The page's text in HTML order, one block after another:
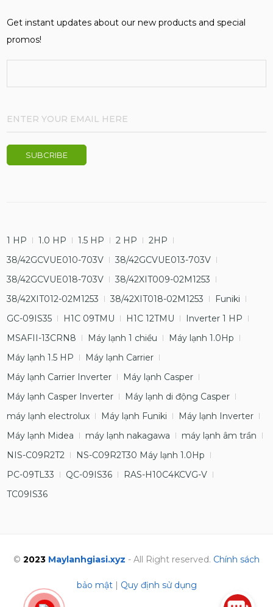
Get instant updates about our new products and special
promos!
1 HP 1.0 HP 1.5 HP 2 HP
2HP
38/42GCVUE010-703V
38/42GCVUE013-703V
38/42GCVUE018-703V
38/42XIT009-02M1253
38/42XIT012-02M1253
38/42XIT018-02M1253
Funiki
GC-09IS35
H1C 09TMU H1C 12TMU
Inverter 1 HP
MSAFII-13CRN8
Máy lạnh 1 chiều
Máy lạnh 1.0Hp
Máy lạnh 1.5 HP
Máy lạnh Carrier
Máy lạnh Carrier Inverter
Máy lạnh Casper
Máy lạnh Casper Inverter
Máy lạnh di động Casper
máy lạnh electrolux
Máy lạnh Funiki
Máy lạnh Inverter
Máy lạnh Midea
máy lạnh nakagawa
máy lạnh âm trần
NIS-C09R2T2
NS-C09R2T30 Máy lạnh 1.0Hp
PC-09TL33
QC-09IS36
RAS-H10C4KCVG-V
TC09IS36
© 2023 Maylanhgiasi.xyz - All Right reserved. Chính sách
bảo mật| Quy định sử dụng